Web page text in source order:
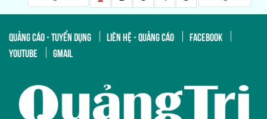
QUẢNG CÁO - TUYỂN DỤNG LIÊN HỆ - QUẢNG CÁO
FACEBOOK
YOUTUBE
GMAIL